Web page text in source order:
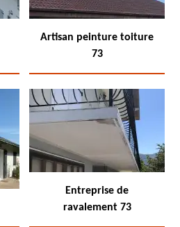
Artisan peinture toiture
73
Entreprise de
ravalement 73